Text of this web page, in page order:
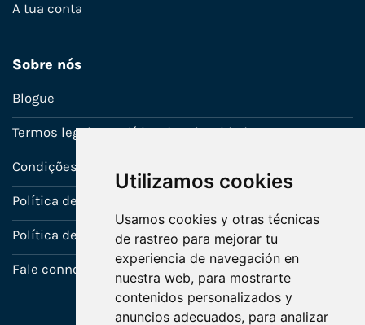
Utilizamos cookies
Usamos cookies y otras técnicas
de rastreo para mejorar tu
experiencia de navegación en
nuestra web, para mostrarte
contenidos personalizados y
anuncios adecuados, para analizar
A tua conta
Sobre nós
Blogue
Termos legais e política de privacidade
Condições de venda
Política de Garantia
Política de utilização de cookies
Fale connosco